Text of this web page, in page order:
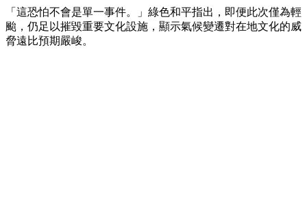
「這恐怕不會是單一事件。」綠色和平指出，即便此次僅為輕
颱，仍足以摧毀重要文化設施，顯示氣候變遷對在地文化的威
脅遠比預期嚴峻。